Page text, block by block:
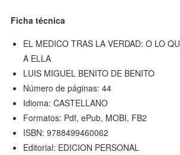
Ficha técnica
EL MEDICO TRAS LA VERDAD: O LO
A ELLA
LUIS MIGUEL BENITO DE BENITO
Número de páginas: 44
Idioma: CASTELLANO
Formatos: Pdf, ePub, MOBI, FB2
ISBN: 9788499460062
Editorial: EDICION PERSONAL